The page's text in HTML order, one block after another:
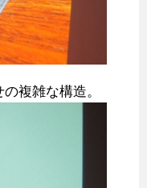
複雑な構造。